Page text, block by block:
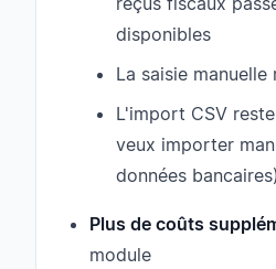
disponibles
La saisie
L'import CSV
veux importer
données bancaires)
Plus de coûts
module